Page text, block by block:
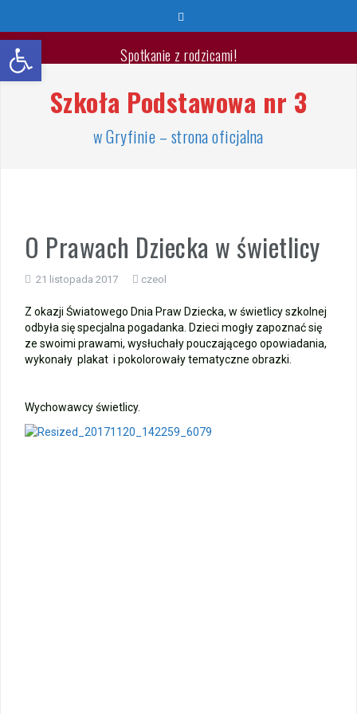
treści
Spotkanie z rodzicami!
Wyprawka pierwszoklasisty 2026/2027
🐳🐚Wspaniałych Wakacji🐬🐙
Jest takie miejsce
Warsztaty „Bezpieczne Wakacje”
Zakończenie roku – przydział gabinetów
Szkoła Podstawowa nr 3
w Gryfinie – strona oficjalna
O Prawach Dziecka w świetlicy
21 listopada 2017 czeol
Z okazji Światowego Dnia Praw Dziecka, w świetlicy szkolnej
odbyła się specjalna pogadanka. Dzieci mogły zapoznać się
ze swoimi prawami, wysłuchały pouczającego opowiadania,
wykonały plakat i pokolorowały tematyczne obrazki.
Wychowawcy świetlicy.
Otwórz pasek narzędzi